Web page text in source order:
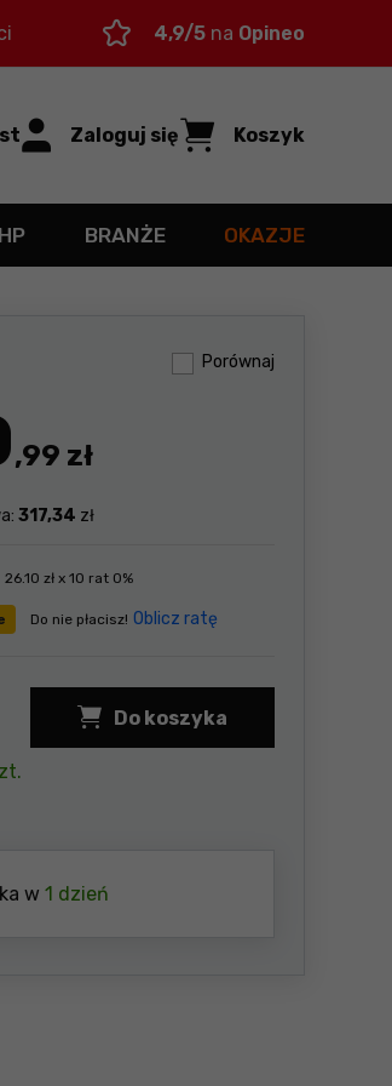
4,9/5 na Opineo
Zaloguj się Koszyk
BRANŻE OKAZJE
Porównaj
,99 zł
317,34 zł
26.10 zł x 10 rat 0%
Do nie płacisz! Oblicz ratę
Do koszyka
w 1 dzień